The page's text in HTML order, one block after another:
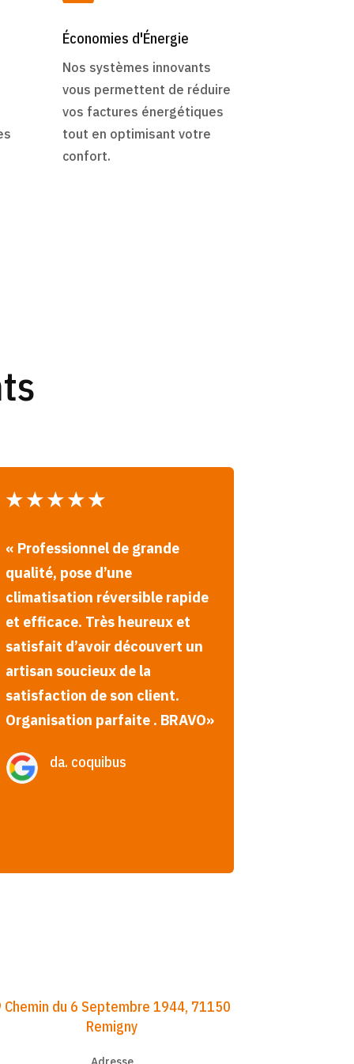
Économies d'Énergie
Nos systèmes innovants
vous permettent de réduire
vos factures énergétiques
tout en optimisant votre
confort.
★★★★★
« Professionnel de grande
qualité, pose d’une
climatisation réversible rapide
et efficace. Très heureux et
satisfait d’avoir découvert un
artisan soucieux de la
satisfaction de son client.
Organisation parfaite . BRAVO»
da. coquibus
Chemin du 6 Septembre 1944, 71150
Remigny